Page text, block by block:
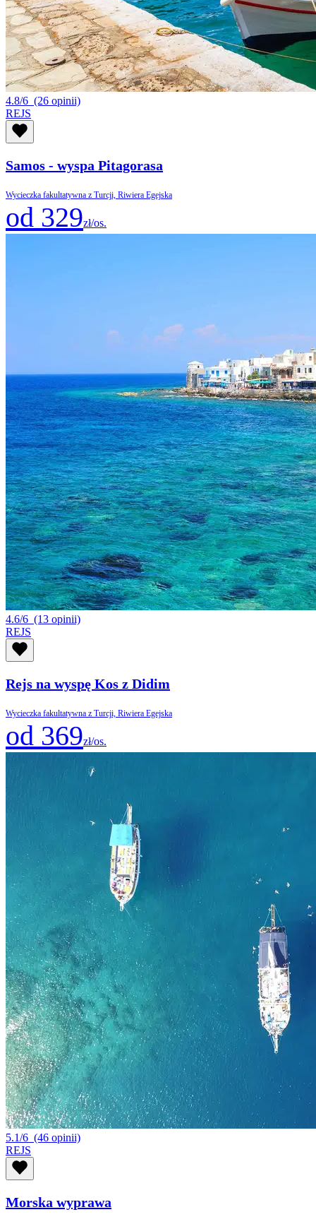
4.8/6 (26 opinii)
REJS
Samos - wyspa Pitagorasa
Wycieczka fakultatywna z Turcji, Riwiera Egejska
od 329zł/os.
4.6/6 (13 opinii)
REJS
Rejs na wyspę Kos z Didim
Wycieczka fakultatywna z Turcji, Riwiera Egejska
od 369zł/os.
5.1/6 (46 opinii)
REJS
Morska wyprawa